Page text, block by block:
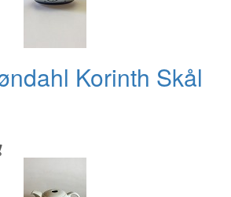
Korinth Skål